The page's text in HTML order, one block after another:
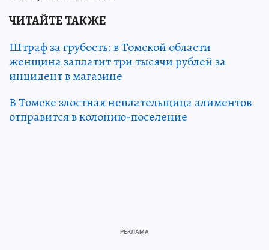
ЧИТАЙТЕ ТАКЖЕ
Штраф за грубость: в Томской области
женщина заплатит три тысячи рублей за
инцидент в магазине
В Томске злостная неплательщица алиментов
отправится в колонию-поселение